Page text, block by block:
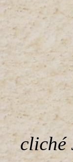
cliché